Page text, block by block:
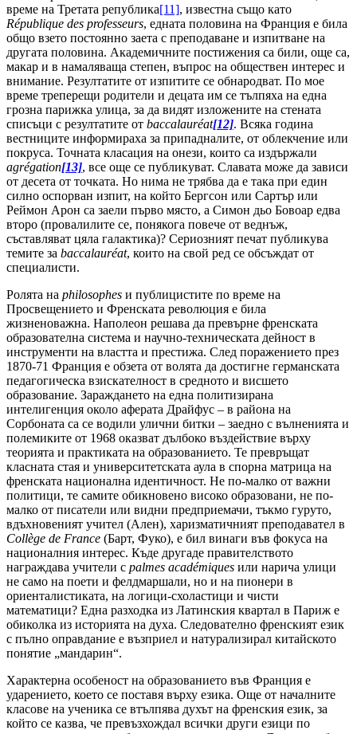
време на Третата република[11], известна също като
République des professeurs, едната половина на Франция е била
общо взето постоянно заета с преподаване и изпитване на
другата половина. Академичните постижения са били, още са,
макар и в намаляваща степен, въпрос на обществен интерес и
внимание. Резултатите от изпитите се обнародват. По мое
време треперещи родители и децата им се тълпяха на една
грозна парижка улица, за да видят изложените на стената
списъци с резултатите от baccalauréat[12]. Всяка година
вестниците информираха за припадналите, от облекчение или
покруса. Точната класация на онези, които са издържали
agrégation[13], все още се публикуват. Славата може да зависи
от десета от точката. Но нима не трябва да е така при един
силно оспорван изпит, на който Бергсон или Сартър или
Реймон Арон са заели първо място, а Симон дьо Бовоар едва
второ (провалилите се, понякога повече от веднъж,
съставляват цяла галактика)? Сериозният печат публикува
темите за baccalauréat, които на свой ред се обсъждат от
специалисти.
Ролята на philosophes и публицистите по време на
Просвещението и Френската революция е била
жизненоважна. Наполеон решава да превърне френската
образователна система и научно-техническата дейност в
инструменти на властта и престижа. След поражението през
1870-71 Франция е обзета от волята да достигне германската
педагогическа взискателност в средното и висшето
образование. Зараждането на една политизирана
интелигенция около аферата Драйфус – в района на
Сорбоната са се водили улични битки – заедно с вълненията и
полемиките от 1968 оказват дълбоко въздействие върху
теорията и практиката на образованието. Те превръщат
класната стая и университетската аула в спорна матрица на
френската национална идентичност. Не по-малко от важни
политици, те самите обикновено високо образовани, не по-
малко от писатели или видни предприемачи, тъкмо гуруто,
вдъхновеният учител (Ален), харизматичният преподавател в
Collège de France (Барт, Фуко), е бил винаги във фокуса на
националния интерес. Къде другаде правителството
награждава учители с palmes académiques или нарича улици
не само на поети и фелдмаршали, но и на пионери в
ориенталистиката, на логици-схоластици и чисти
математици? Една разходка из Латинския квартал в Париж е
обиколка из историята на духа. Следователно френският език
с пълно оправдание е възприел и натурализирал китайското
понятие „мандарин“.
Характерна особеност на образованието във Франция е
ударението, което се поставя върху езика. Още от началните
класове на ученика се втълпява духът на френския език, за
който се казва, че превъзхождал всички други езици по